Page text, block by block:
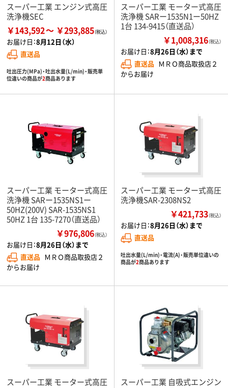
スーパー工業 エンジン式高圧
洗浄機SEC
￥143,592 ￥293,885
お届け日：8月12日（水）
直送品
吐出圧力(MPa)・吐出水量(L/min)・販売単
位違いの商品が2商品あります
スーパー工業 モーター式高圧
洗浄機 SARー1535N1ー50HZ
1台 134-9415（直送品）
￥1,008,316（税込）
お届け日：8月26日（水）まで
直送品 ＭＲＯ商品取扱店２
からお届け
スーパー工業 モーター式高圧
洗浄機 SARー1535NS1ー
50HZ(200V) SAR-1535NS1
50HZ 1台 135-7270（直送品）
￥976,806（税込）
お届け日：8月26日（水）まで
直送品 ＭＲＯ商品取扱店２
からお届け
スーパー工業 モーター式高圧
洗浄機SAR-2308NS2
￥421,733（税込）
お届け日：8月26日（水）まで
直送品
吐出水量(L/min)・電流(A)・販売単位違いの
商品が2商品あります
スーパー工業 モーター式高圧
スーパー工業 自吸式エンジン